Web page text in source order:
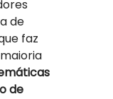
de
faz
de